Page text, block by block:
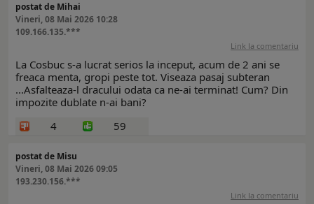
postat de Mihai
Vineri, 08 Mai 2026 10:28
109.166.135.***
Link la comentariu
La Cosbuc s-a lucrat serios la inceput, acum de 2 ani se
freaca menta, gropi peste tot. Viseaza pasaj subteran
...Asfalteaza-l dracului odata ca ne-ai terminat! Cum? Din
impozite dublate n-ai bani?
4
59
postat de Misu
Vineri, 08 Mai 2026 09:05
193.230.156.***
Link la comentariu